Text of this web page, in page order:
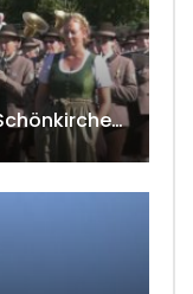
Bezirksmusikfest 2023 in Schönkirchen-Reyersdorf